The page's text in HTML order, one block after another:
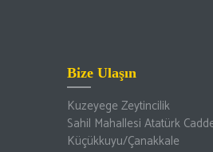
Bize Ulaşın
Kuzeyege Zeytincilik
Sahil Mahallesi Atatürk
Küçükkuyu/Çanakkale